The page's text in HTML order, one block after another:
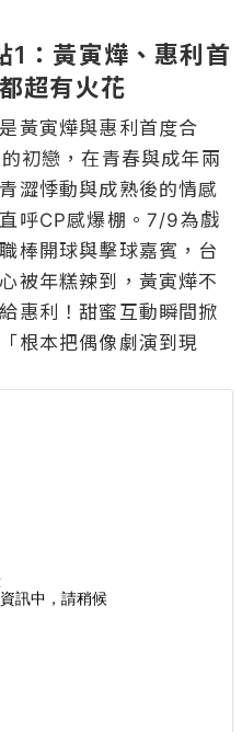
1：黃寅燁、惠利首
超有火花
黃寅燁與惠利首度合
初戀，在青春與成年兩
澀悸動與成熟後的情感
呼CP感爆棚。7/9為戲
棒開球與擊球嘉賓，台
被年糕辣到，黃寅燁不
惠利！甜蜜互動瞬間掀
根本把偶像劇演到現
訊中，請稍候